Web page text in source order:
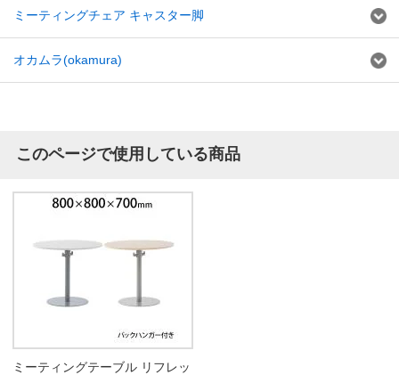
ミーティングチェア キャスター脚
オカムラ(okamura)
このページで使用している商品
ミーティングテーブル リフレッ